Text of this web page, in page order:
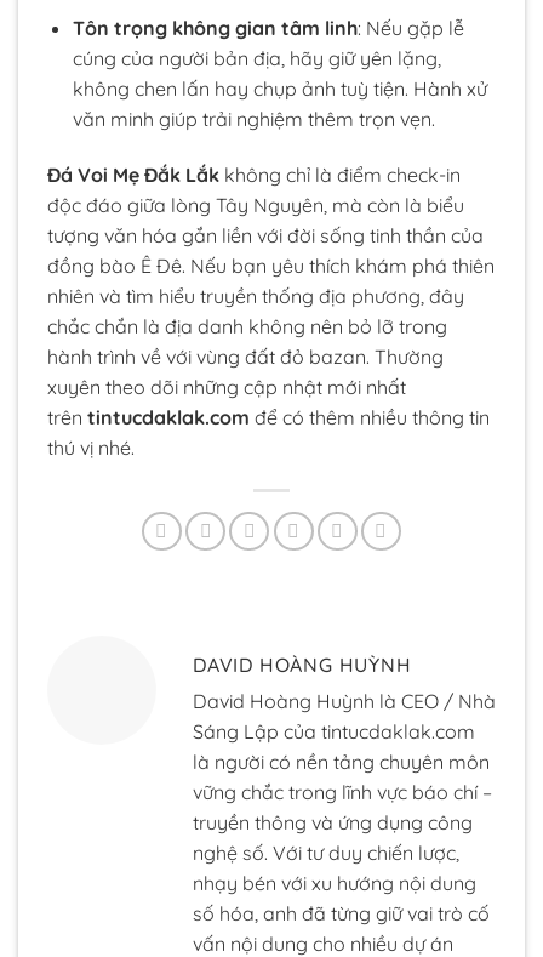
Tôn trọng không gian tâm linh: Nếu gặp lễ
cúng của người bản địa, hãy giữ yên lặng,
không chen lấn hay chụp ảnh tuỳ tiện. Hành xử
văn minh giúp trải nghiệm thêm trọn vẹn.
Đá Voi Mẹ Đắk Lắk không chỉ là điểm check-in
độc đáo giữa lòng Tây Nguyên, mà còn là biểu
tượng văn hóa gắn liền với đời sống tinh thần của
đồng bào Ê Đê. Nếu bạn yêu thích khám phá thiên
nhiên và tìm hiểu truyền thống địa phương, đây
chắc chắn là địa danh không nên bỏ lỡ trong
hành trình về với vùng đất đỏ bazan. Thường
xuyên theo dõi những cập nhật mới nhất
trên tintucdaklak.com để có thêm nhiều thông tin
thú vị nhé.
DAVID HOÀNG HUỲNH
David Hoàng Huỳnh là CEO / Nhà
Sáng Lập của tintucdaklak.com
là người có nền tảng chuyên môn
vững chắc trong lĩnh vực báo chí –
truyền thông và ứng dụng công
nghệ số. Với tư duy chiến lược,
nhạy bén với xu hướng nội dung
số hóa, anh đã từng giữ vai trò cố
vấn nội dung cho nhiều dự án